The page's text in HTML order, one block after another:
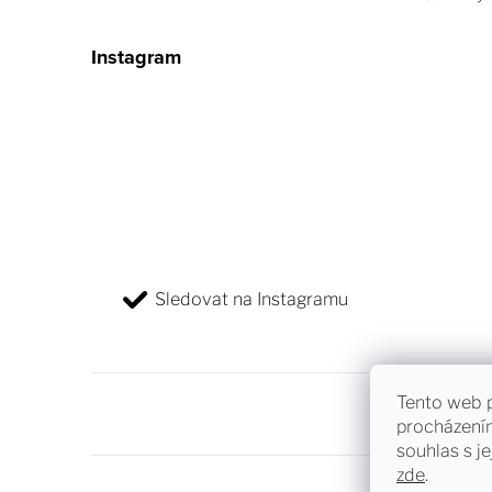
Tento web
souhlas s
zde.
Instagram
Sledovat na Instagramu